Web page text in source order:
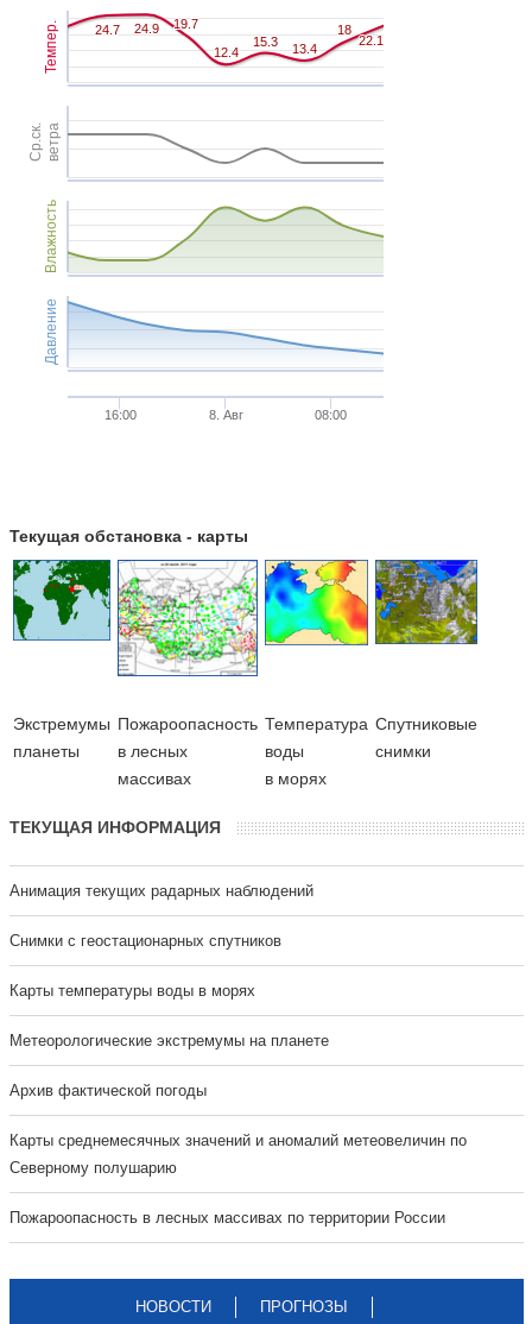
Темпер.
Ср.ск.ветра
Влажность
Давление
24.7
24.7 24.9
24.9 19.7
19.7
12.4
12.4
15.3
15.3 13.4
13.4
18
18
22.1
22.1
16:00 8. Авг 08:00
Текущая обстановка - карты
Экстремумы
планеты
Пожароопасность
в лесных
массивах
Температура
воды
в морях
Cпутниковые
снимки
ТЕКУЩАЯ ИНФОРМАЦИЯ
Анимация текущих радарных наблюдений
Cнимки с геостационарных спутников
Карты температуры воды в морях
Метеорологические экстремумы на планете
Архив фактической погоды
Карты среднемесячных значений и аномалий метеовеличин по
Северному полушарию
Пожароопасность в лесных массивах по территории России
НОВОСТИ ПРОГНОЗЫ